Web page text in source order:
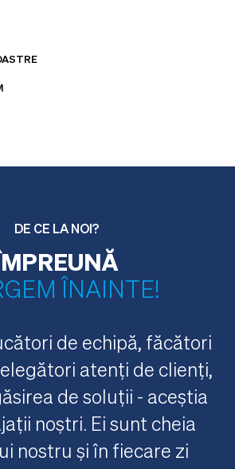
DE CE LA NOI?
ÎNAINTE!
de echipă, făcători
atenți de clienți,
de soluții - aceștia
noștri. Ei sunt cheia
nostru și în fiecare zi